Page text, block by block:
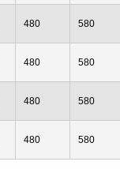
480 580
480 580
480 580
480 580